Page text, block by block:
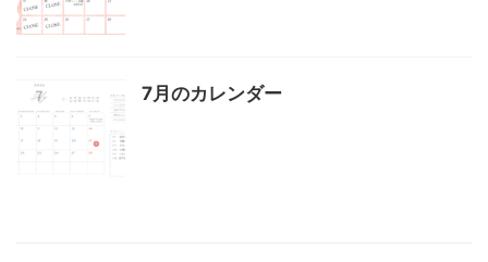
7月のカレンダー